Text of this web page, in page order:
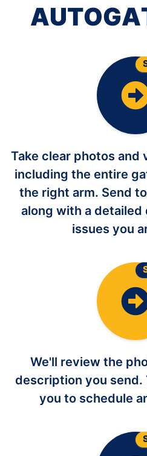
AUTOGA
Take clear photos and
including the entire
the right arm. Send
along with a
issues you
We'll review the
description you send.
you to schedule